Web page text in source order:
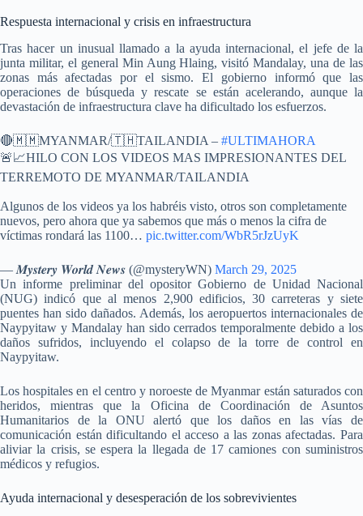
Respuesta internacional y crisis en infraestructura
Tras hacer un inusual llamado a la ayuda internacional, el jefe de la
junta militar, el general Min Aung Hlaing, visitó Mandalay, una de las
zonas más afectadas por el sismo. El gobierno informó que las
operaciones de búsqueda y rescate se están acelerando, aunque la
devastación de infraestructura clave ha dificultado los esfuerzos.
🔴🇲🇲MYANMAR/🇹🇭TAILANDIA – #ULTIMAHORA
🚨📈HILO CON LOS VIDEOS MAS IMPRESIONANTES DEL
TERREMOTO DE MYANMAR/TAILANDIA
Algunos de los videos ya los habréis visto, otros son completamente
nuevos, pero ahora que ya sabemos que más o menos la cifra de
víctimas rondará las 1100… pic.twitter.com/WbR5rJzUyK
— 𝑴𝒚𝒔𝒕𝒆𝒓𝒚 𝑾𝒐𝒓𝒍𝒅 𝑵𝒆𝒘𝒔 (@mysteryWN) March 29, 2025
Un informe preliminar del opositor Gobierno de Unidad Nacional
(NUG) indicó que al menos 2,900 edificios, 30 carreteras y siete
puentes han sido dañados. Además, los aeropuertos internacionales de
Naypyitaw y Mandalay han sido cerrados temporalmente debido a los
daños sufridos, incluyendo el colapso de la torre de control en
Naypyitaw.
Los hospitales en el centro y noroeste de Myanmar están saturados con
heridos, mientras que la Oficina de Coordinación de Asuntos
Humanitarios de la ONU alertó que los daños en las vías de
comunicación están dificultando el acceso a las zonas afectadas. Para
aliviar la crisis, se espera la llegada de 17 camiones con suministros
médicos y refugios.
Ayuda internacional y desesperación de los sobrevivientes